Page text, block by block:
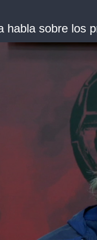
habla sobre los